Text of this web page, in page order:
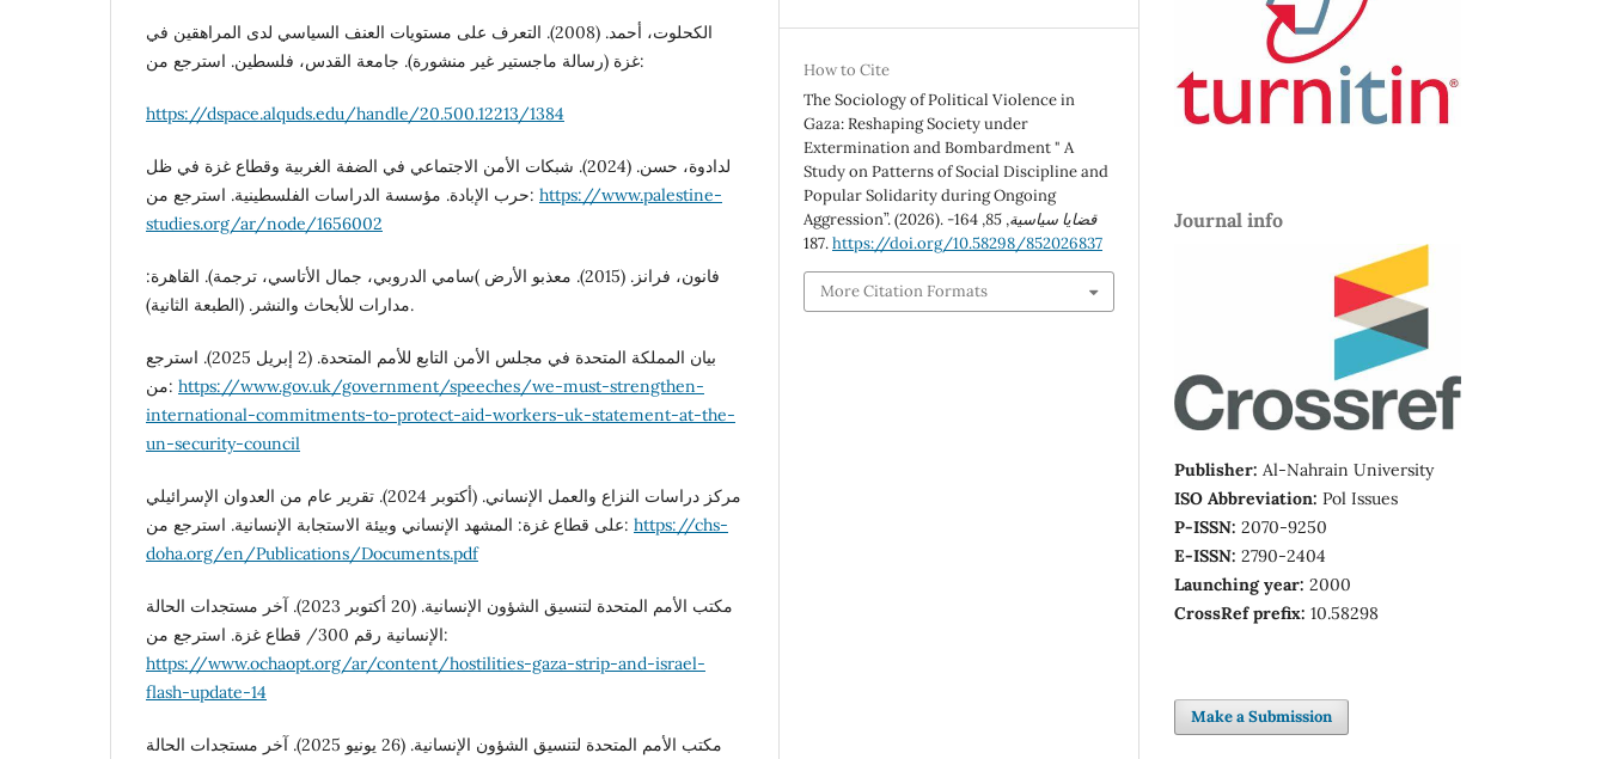
الكحلوت، أحمد. (2008). التعرف على مستويات العنف السياسي لدى المراهقين في
غزة (رسالة ماجستير غير منشورة). جامعة القدس، فلسطين. استرجع من:
https://dspace.alquds.edu/handle/20.500.12213/1384
لدادوة، حسن. (2024). شبكات الأمن الاجتماعي في الضفة الغربية وقطاع غزة في ظل
حرب الإبادة. مؤسسة الدراسات الفلسطينية. استرجع من: https://www.palestine-
studies.org/ar/node/1656002
فانون، فرانز. (2015). معذبو الأرض )سامي الدروبي، جمال الأتاسي، ترجمة). القاهرة:
مدارات للأبحاث والنشر. (الطبعة الثانية).
بيان المملكة المتحدة في مجلس الأمن التابع للأمم المتحدة. (2 إبريل 2025). استرجع
من: https://www.gov.uk/government/speeches/we-must-strengthen-
international-commitments-to-protect-aid-workers-uk-statement-at-the-
un-security-council
مركز دراسات النزاع والعمل الإنساني. (أكتوبر 2024). تقرير عام من العدوان الإسرائيلي
على قطاع غزة: المشهد الإنساني وبيئة الاستجابة الإنسانية. استرجع من: https://chs-
doha.org/en/Publications/Documents.pdf
مكتب الأمم المتحدة لتنسيق الشؤون الإنسانية. (20 أكتوبر 2023). آخر مستجدات الحالة
الإنسانية رقم 300/ قطاع غزة. استرجع من:
https://www.ochaopt.org/ar/content/hostilities-gaza-strip-and-israel-
flash-update-14
مكتب الأمم المتحدة لتنسيق الشؤون الإنسانية. (26 يونيو 2025). آخر مستجدات الحالة
How to Cite
The Sociology of Political Violence in
Gaza: Reshaping Society under
Extermination and Bombardment " A
Study on Patterns of Social Discipline and
Popular Solidarity during Ongoing
Aggression”. (2026).
قضايا سياسية,
85
, 164-
187.https://doi.org/10.58298/852026837
More Citation Formats
Journal info
Publisher: Al-Nahrain University
ISO Abbreviation: Pol Issues
P-ISSN: 2070-9250
E-ISSN: 2790-2404
Launching year: 2000
CrossRef prefix: 10.58298
Make a Submission